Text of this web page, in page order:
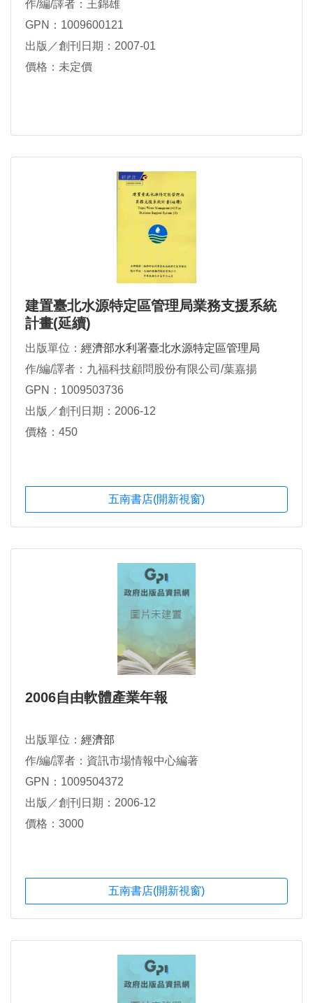
作/編/譯者：王錦雄
GPN：1009600121
出版／創刊日期：2007-01
價格：未定價
建置臺北水源特定區管理局業務支援系統
計畫(延續)
出版單位： 經濟部水利署臺北水源特定區管理局
作/編/譯者：九福科技顧問股份有限公司/葉嘉揚
GPN：1009503736
出版／創刊日期：2006-12
價格：450
五南書店(開新視窗)
2006自由軟體產業年報
出版單位： 經濟部
作/編/譯者：資訊市場情報中心編著
GPN：1009504372
出版／創刊日期：2006-12
價格：3000
五南書店(開新視窗)